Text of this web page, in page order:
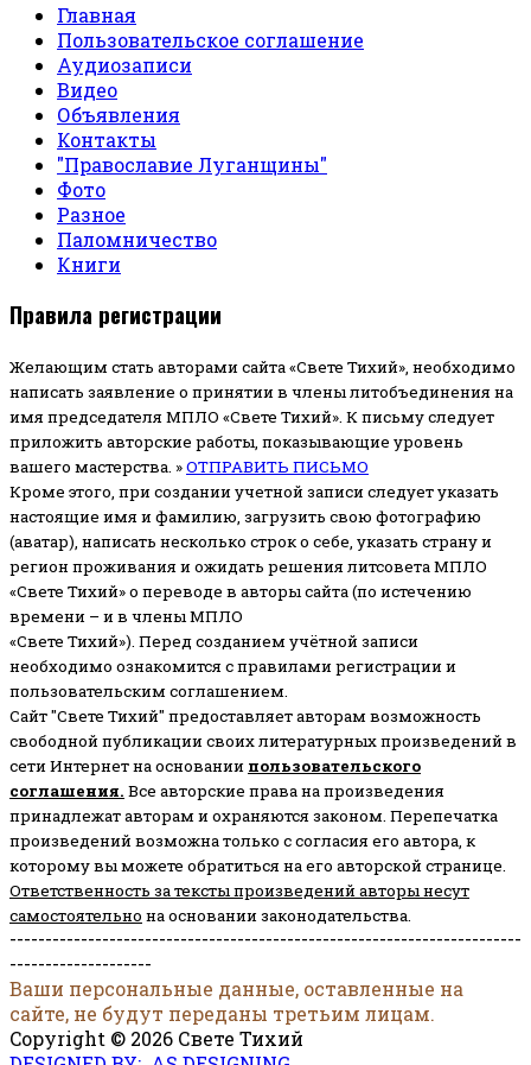
Главная
Пользовательское соглашение
Аудиозаписи
Видео
Объявления
Контакты
"Православие Луганщины"
Фото
Разное
Паломничество
Книги
Правила регистрации
Желающим стать авторами сайта «Свете Тихий», необходимо
написать заявление о принятии в члены литобъединения на
имя председателя МПЛО «Свете Тихий». К письму следует
приложить авторские работы, показывающие уровень
вашего мастерства. »ОТПРАВИТЬ ПИСЬМО
Кроме этого, при создании учетной записи следует указать
настоящие имя и фамилию, загрузить свою фотографию
(аватар), написать несколько строк о себе, указать страну и
регион проживания и ожидать решения литсовета МПЛО
«Свете Тихий» о переводе в авторы сайта (по истечению
времени – и в члены МПЛО
«Свете Тихий»). Перед созданием учётной записи
необходимо ознакомится с правилами регистрации и
пользовательским соглашением.
Сайт "Свете Тихий" предоставляет авторам возможность
свободной публикации своих литературных произведений в
сети Интернет на основании пользовательского
соглашения. Все авторские права на произведения
принадлежат авторам и охраняются законом. Перепечатка
произведений возможна только с согласия его автора, к
которому вы можете обратиться на его авторской странице.
Ответственность за тексты произведений авторы несут
самостоятельно на основании законодательства.
------------------------------------------------------------------------
--------------------
Ваши персональные данные, оставленные на
сайте, не будут переданы третьим лицам.
Copyright © 2026 Свете Тихий